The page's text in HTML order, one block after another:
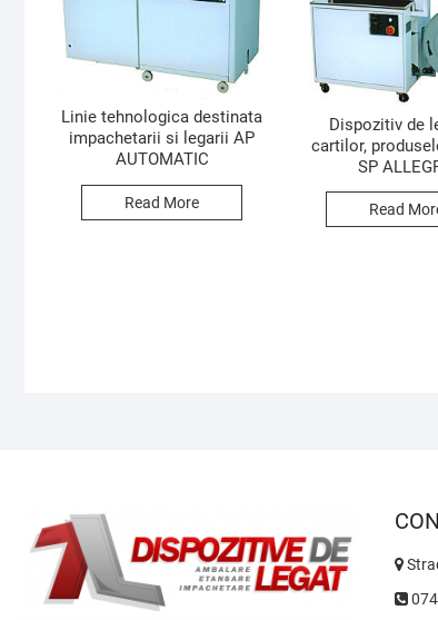
Linie tehnologica destinata
impachetarii si legarii AP
AUTOMATIC
Read More
Dispozitiv de
cartilor,
SP
Read